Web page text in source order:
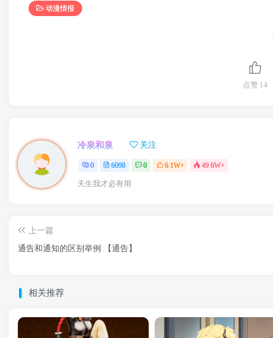
动漫情报
点赞 14
冷泉和泉 关注
0 6098 0 6.1W+ 49.6W+
天生我才必有用
上一篇
通告和通知的区别举例 【通告】
相关推荐